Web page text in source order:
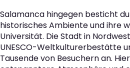
Salamanca hingegen besticht
historisches Ambiente und ihre
Universität. Die Stadt in
UNESCO-Weltkulturerbestätte
Tausende von Besuchern an.